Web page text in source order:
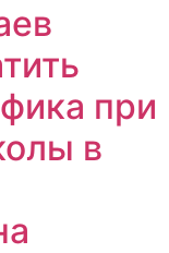
при
в